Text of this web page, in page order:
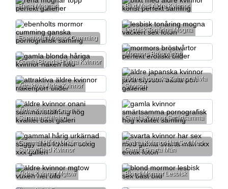
Rena Mognar Blixt Med Äldre Kvinnor
Ebenholts Mormor Cumming
Lesbisk Tonåring Mogna
Mormors Bröstvårtor
Gamla Blonda Håriga Kvinnor
Äldre Japanska Kvinnor Jävla
Styvson
Attraktiva Äldre Kvinnor
Äldre Kvinnor Onani
Sammanställning
Gamla Kvinnor Smärtsamma
Gammal Hårig Urkärnad
Saggy Tited Kvinnor
Svarta Kvinnor Har Sex Med
Gamla Svarta Män
Äldre Kvinnor Mgtow Blond Mormor Lesbisk